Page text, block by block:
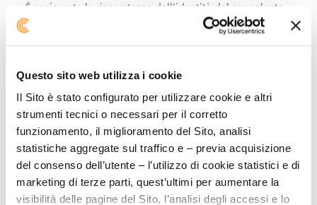
Questo sito web utilizza i cookie
Il Sito è stato configurato per utilizzare cookie e altri
strumenti tecnici o necessari per il corretto
funzionamento, il miglioramento del Sito, analisi
statistiche aggregate sul traffico e – previa acquisizione
del consenso dell’utente – l’utilizzo di cookie statistici e di
marketing di terze parti, quest’ultimi per aumentare la
visibilità delle pagine del Sito, l’analisi degli accessi e lo
È assicurata la riservatezza dell’identità del segnalante,
fatti salvi gli obblighi di legge, in modo da garantire i
segnalanti contro qualsiasi forma di ritorsione intesa
essere una forma di discriminazione o penalizzazione.
Le segnalazioni e le eventuali richieste di informazioni
all’Organismo di Vigilanza possono essere inviate da
tutti gli stakeholder con la seguente modalità:
E-mail all’indirizzo: odv@cablotech.com
Lettera in busta chiusa a mezzo posta fisica
all’indirizzo: Cablotech S.r.l. – Organismo di Vigilanza